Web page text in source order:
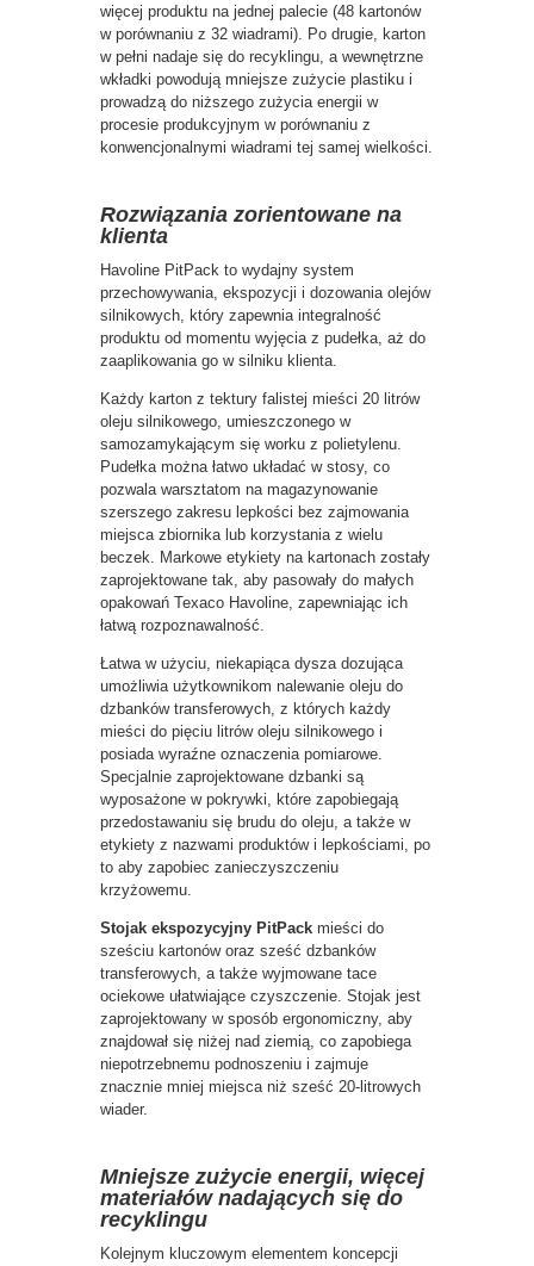
więcej produktu na jednej palecie (48 kartonów
w porównaniu z 32 wiadrami). Po drugie, karton
w pełni nadaje się do recyklingu, a wewnętrzne
wkładki powodują mniejsze zużycie plastiku i
prowadzą do niższego zużycia energii w
procesie produkcyjnym w porównaniu z
konwencjonalnymi wiadrami tej samej wielkości.
Rozwiązania zorientowane na
klienta
Havoline PitPack to wydajny system
przechowywania, ekspozycji i dozowania olejów
silnikowych, który zapewnia integralność
produktu od momentu wyjęcia z pudełka, aż do
zaaplikowania go w silniku klienta.
Każdy karton z tektury falistej mieści 20 litrów
oleju silnikowego, umieszczonego w
samozamykającym się worku z polietylenu.
Pudełka można łatwo układać w stosy, co
pozwala warsztatom na magazynowanie
szerszego zakresu lepkości bez zajmowania
miejsca zbiornika lub korzystania z wielu
beczek. Markowe etykiety na kartonach zostały
zaprojektowane tak, aby pasowały do małych
opakowań Texaco Havoline, zapewniając ich
łatwą rozpoznawalność.
Łatwa w użyciu, niekapiąca dysza dozująca
umożliwia użytkownikom nalewanie oleju do
dzbanków transferowych, z których każdy
mieści do pięciu litrów oleju silnikowego i
posiada wyraźne oznaczenia pomiarowe.
Specjalnie zaprojektowane dzbanki są
wyposażone w pokrywki, które zapobiegają
przedostawaniu się brudu do oleju, a także w
etykiety z nazwami produktów i lepkościami, po
to aby zapobiec zanieczyszczeniu
krzyżowemu.
Stojak ekspozycyjny PitPack mieści do
sześciu kartonów oraz sześć dzbanków
transferowych, a także wyjmowane tace
ociekowe ułatwiające czyszczenie. Stojak jest
zaprojektowany w sposób ergonomiczny, aby
znajdował się niżej nad ziemią, co zapobiega
niepotrzebnemu podnoszeniu i zajmuje
znacznie mniej miejsca niż sześć 20-litrowych
wiader.
Mniejsze zużycie energii, więcej
materiałów nadających się do
recyklingu
Kolejnym kluczowym elementem koncepcji